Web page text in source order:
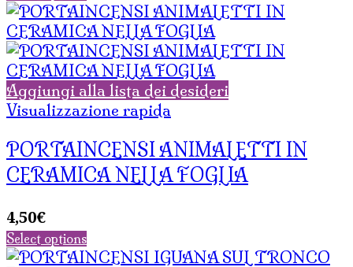
Aggiungi alla lista dei desideri
Visualizzazione rapida
PORTAINCENSI ANIMALETTI IN
CERAMICA NELLA FOGLIA
4,50€
Select options